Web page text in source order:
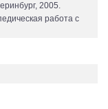
2005.
работа с